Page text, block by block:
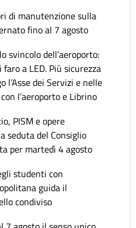
di manutenzione sulla
fino al 7 agosto
svincolo dell’aeroporto:
a LED. Più sicurezza
dei Servizi e nelle
l’aeroporto e Librino
PISM e opere
seduta del Consiglio
per martedì 4 agosto
studenti con
guida il
condiviso